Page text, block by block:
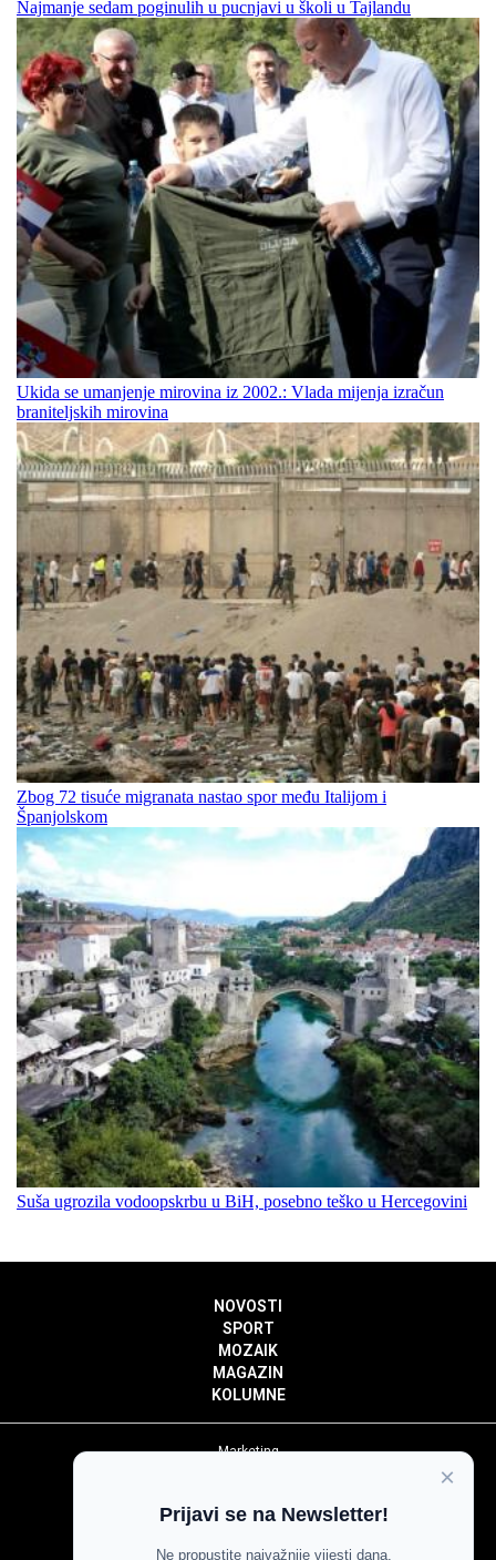
Najmanje sedam poginulih u pucnjavi u školi u Tajlandu
Ukida se umanjenje mirovina iz 2002.: Vlada mijenja izračun
braniteljskih mirovina
Zbog 72 tisuće migranata nastao spor među Italijom i
Španjolskom
Suša ugrozila vodoopskrbu u BiH, posebno teško u Hercegovini
NOVOSTI
SPORT
MOZAIK
MAGAZIN
KOLUMNE
Marketing
Impressum
×
Prijavi se na Newsletter!
Ne propustite najvažnije vijesti dana.